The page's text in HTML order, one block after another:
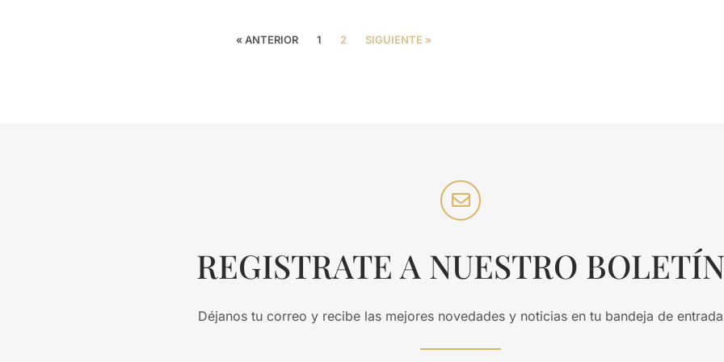
« ANTERIOR 1 2 SIGUIENTE »
REGISTRATE A NUESTRO BOLETÍN
Déjanos tu correo y recibe las mejores novedades y noticias en tu bandeja de entrada